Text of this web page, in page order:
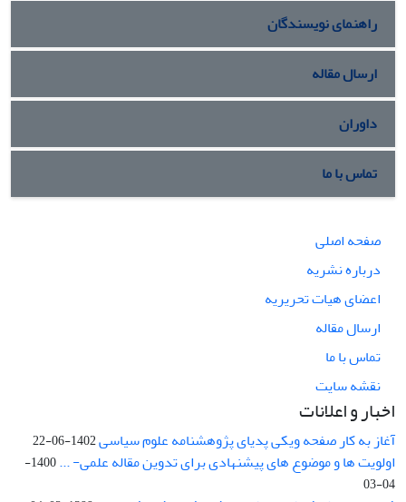
راهنمای نویسندگان
ارسال مقاله
داوران
تماس با ما
صفحه اصلی
درباره نشریه
اعضای هیات تحریریه
ارسال مقاله
تماس با ما
نقشه سایت
اخبار و اعلانات
آغاز به کار صفحه ویکی پدیای پژوهشنامه علوم سیاسی1402-06-22
اولویت ها و موضوع های پیشنهادی برای تدوین مقاله علمی- ...
1400-
04-03